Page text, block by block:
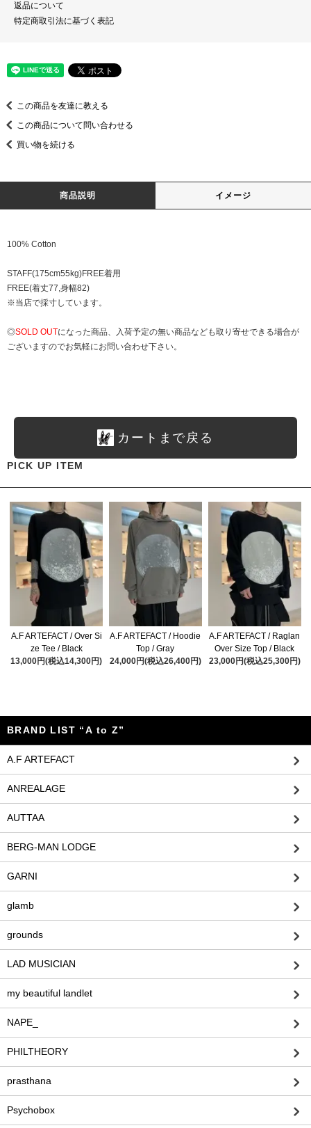
返品について
特定商取引法に基づく表記
この商品を友達に教える
この商品について問い合わせる
買い物を続ける
商品説明 イメージ
100% Cotton
STAFF(175cm55kg)FREE着用
FREE(着丈77,身幅82)
※当店で採寸しています。
◎SOLD OUTになった商品、入荷予定の無い商品なども取り寄せできる場合が
ございますのでお気軽にお問い合わせ下さい。
カートまで戻る
PICK UP ITEM
A.F ARTEFACT / Over Si
ze Tee / Black
13,000円(税込14,300円)
A.F ARTEFACT / Hoodie
Top / Gray
24,000円(税込26,400円)
A.F ARTEFACT / Raglan
Over Size Top / Black
23,000円(税込25,300円)
BRAND LIST “A to Z”
A.F ARTEFACT
ANREALAGE
AUTTAA
BERG-MAN LODGE
GARNI
glamb
grounds
LAD MUSICIAN
my beautiful landlet
NAPE_
PHILTHEORY
prasthana
Psychobox